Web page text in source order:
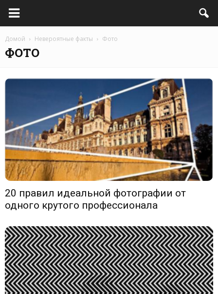
Домой Невероятные факты Фото
ФОТО
20 правил идеальной фотографии от
одного крутого профессионала